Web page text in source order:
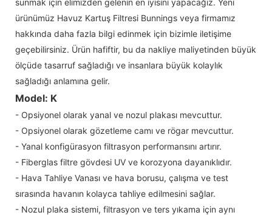
ürünümüz Havuz Kartuş Filtresi Bunnings veya firmamız
hakkında daha fazla bilgi edinmek için bizimle iletişime
geçebilirsiniz. Ürün hafiftir, bu da nakliye maliyetinden büyük
ölçüde tasarruf sağladığı ve insanlara büyük kolaylık
sağladığı anlamına gelir.
Model: K
- Opsiyonel olarak yanal ve nozul plakası mevcuttur.
- Opsiyonel olarak gözetleme camı ve rögar mevcuttur.
- Yanal konfigürasyon filtrasyon performansını artırır.
- Fiberglas filtre gövdesi UV ve korozyona dayanıklıdır.
- Hava Tahliye Vanası ve hava borusu, çalışma ve test
sırasında havanın kolayca tahliye edilmesini sağlar.
- Nozul plaka sistemi, filtrasyon ve ters yıkama için aynı